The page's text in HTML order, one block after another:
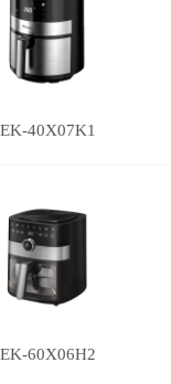
EK-40X07K1
EK-60X06H2